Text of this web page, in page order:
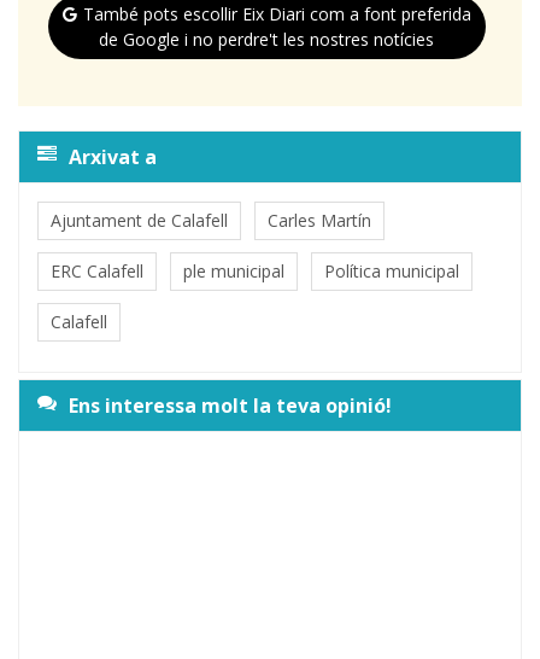
També pots escollir Eix Diari com a font preferida
de Google i no perdre't les nostres notícies
Arxivat a
Ajuntament de Calafell Carles Martín
ERC Calafell ple municipal Política municipal
Calafell
Ens interessa molt la teva opinió!